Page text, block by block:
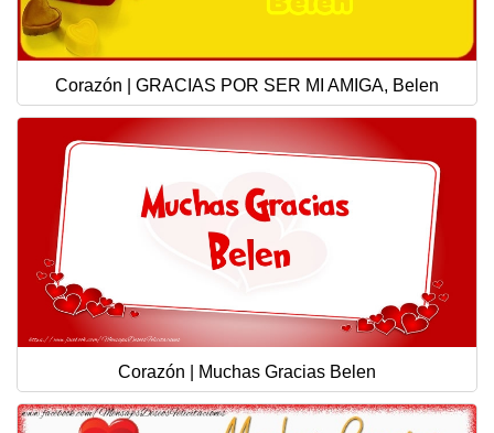
Corazón | GRACIAS POR SER MI AMIGA, Belen
Corazón | Muchas Gracias Belen